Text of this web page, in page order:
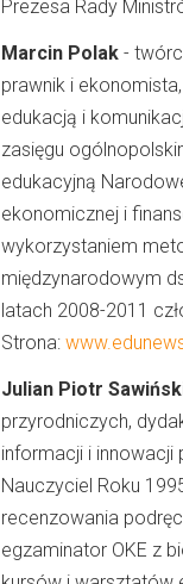
Prezesa Rady
Marcin Polak -
prawnik i
edukacją i
zasięgu
edukacyjną
ekonomicznej i
wykorzystaniem
międzynarodowym
latach 2008-2011
Strona:
Julian Piotr
przyrodniczych,
informacji i innowacji
Nauczyciel Roku
recenzowania
egzaminator OKE z